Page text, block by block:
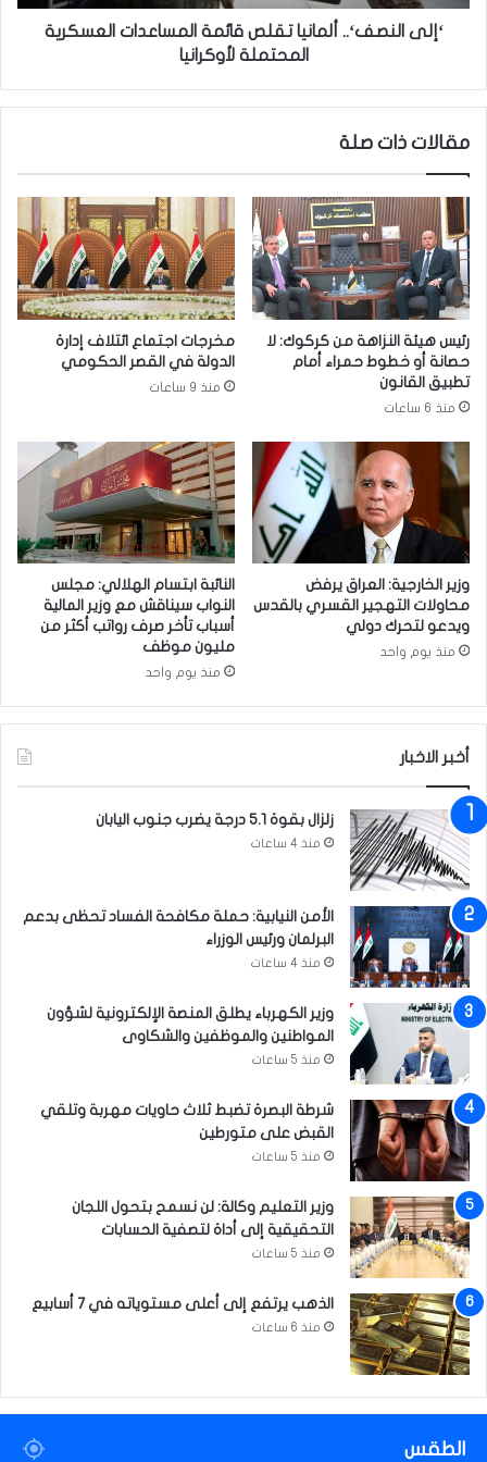
ى
ة
ع
ج
ة
ا
ت
ج
ا
و
ز
ا
ل
ت
ر
ك
ة
ع
ل
ل
ض
ي
ا
ل
ع
ر
ا
ي
ة
ف
م
ا
ت
ق
ل
ق
ا
م
ة
ل
م
س
ا
ع
د
ا
ت
ك
ر
ي
ة
ا
ل
م
ح
ل
ة
ل
و
ك
ر
ا
ن
ي
ا
‘إلى النصف‘.. ألمانيا تقلص قائمة المساعدات العسكرية
المحتملة لأوكرانيا
مقالات ذات صلة
رئيس هيئة النزاهة من كركوك: لا
حصانة أو خطوط حمراء أمام
تطبيق القانون
منذ 6 ساعات
مخرجات اجتماع ائتلاف إدارة
الدولة في القصر الحكومي
منذ 9 ساعات
وزير الخارجية: العراق يرفض
محاولات التهجير القسري بالقدس
ويدعو لتحرك دولي
منذ يوم واحد
النائبة ابتسام الهلالي: مجلس
النواب سيناقش مع وزير المالية
أسباب تأخر صرف رواتب أكثر من
مليون موظف
منذ يوم واحد
أخبر الاخبار
زلزال بقوة 5.1 درجة يضرب جنوب اليابان
منذ 4 ساعات
الأمن النيابية: حملة مكافحة الفساد تحظى بدعم
البرلمان ورئيس الوزراء
منذ 4 ساعات
وزير الكهرباء يطلق المنصة الإلكترونية لشؤون
المواطنين والموظفين والشكاوى
منذ 5 ساعات
شرطة البصرة تضبط ثلاث حاويات مهربة وتلقي
القبض على متورطين
منذ 5 ساعات
وزير التعليم وكالة: لن نسمح بتحول اللجان
التحقيقية إلى أداة لتصفية الحسابات
منذ 5 ساعات
الذهب يرتفع إلى أعلى مستوياته في 7 أسابيع
منذ 6 ساعات
الطقس